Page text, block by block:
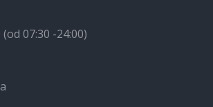
07:30 -24:00)